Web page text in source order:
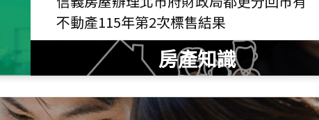
115 年07月 成交
捷豹
台北市中山區長春路
115年07月 成交
十泉十美
台北市北投區光明路
總價
1,020萬
不動產115年第2次標售結果
房產知識